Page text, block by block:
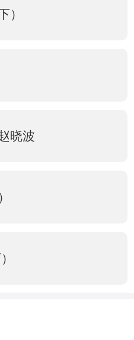
）
晓波